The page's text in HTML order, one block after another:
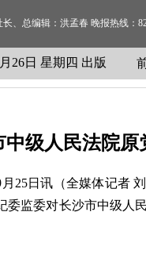
长、总编辑：洪孟春 晚报热线：
月 26日 星期 四 出版
中级人民法院
日讯（全媒体记者 刘
委监委对长沙市中级人